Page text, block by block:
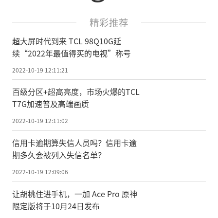
精彩推荐
超大屏时代到来 TCL 98Q10G延
续“2022年最值得买的电视”称号
2022-10-19 12:11:21
百级分区+超高亮度，市场火爆的TCL
T7G加速普及高端画质
2022-10-19 12:11:02
信用卡逾期算失信人员吗？信用卡逾
期多久会被列入失信名单？
2022-10-19 12:09:06
让胡桃住进手机，一加 Ace Pro 原神
限定版将于10月24日发布